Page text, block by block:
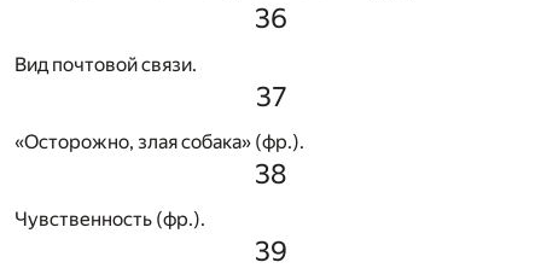
36
Вид почтовой связи.
37
«Осторожно, злая собака» (фр.).
38
Чувственность (фр.).
39